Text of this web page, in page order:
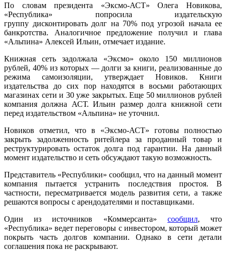
По словам президента «Эксмо-АСТ» Олега Новикова,
«Республика» попросила издательскую
группу дисконтировать долг на 70% под угрозой начала ее
банкротства. Аналогичное предложение получил и глава
«Альпина» Алексей Ильин, отмечает издание.
Книжная сеть задолжала «Эксмо» около 150 миллионов
рублей, 40% из которых — долги за книги, реализованные до
режима самоизоляции, утверждает Новиков. Книги
издательства до сих пор находятся в восьми работающих
магазинах сети и 30 уже закрытых. Еще 50 миллионов рублей
компания должна АСТ. Ильин размер долга книжной сети
перед издательством «Альпина» не уточнил.
Новиков отметил, что в «Эксмо-АСТ» готовы полностью
закрыть задолженность ритейлера за проданный товар и
реструктурировать остаток долга под гарантии. На данный
момент издательство и сеть обсуждают такую возможность.
Представитель «Республики» сообщил, что на данный момент
компания пытается устранить последствия простоя. В
частности, пересматривается модель развития сети, а также
решаются вопросы с арендодателями и поставщиками.
Один из источников «Коммерсанта» сообщил, что
«Республика» ведет переговоры с инвестором, который может
покрыть часть долгов компании. Однако в сети детали
соглашения пока не раскрывают.